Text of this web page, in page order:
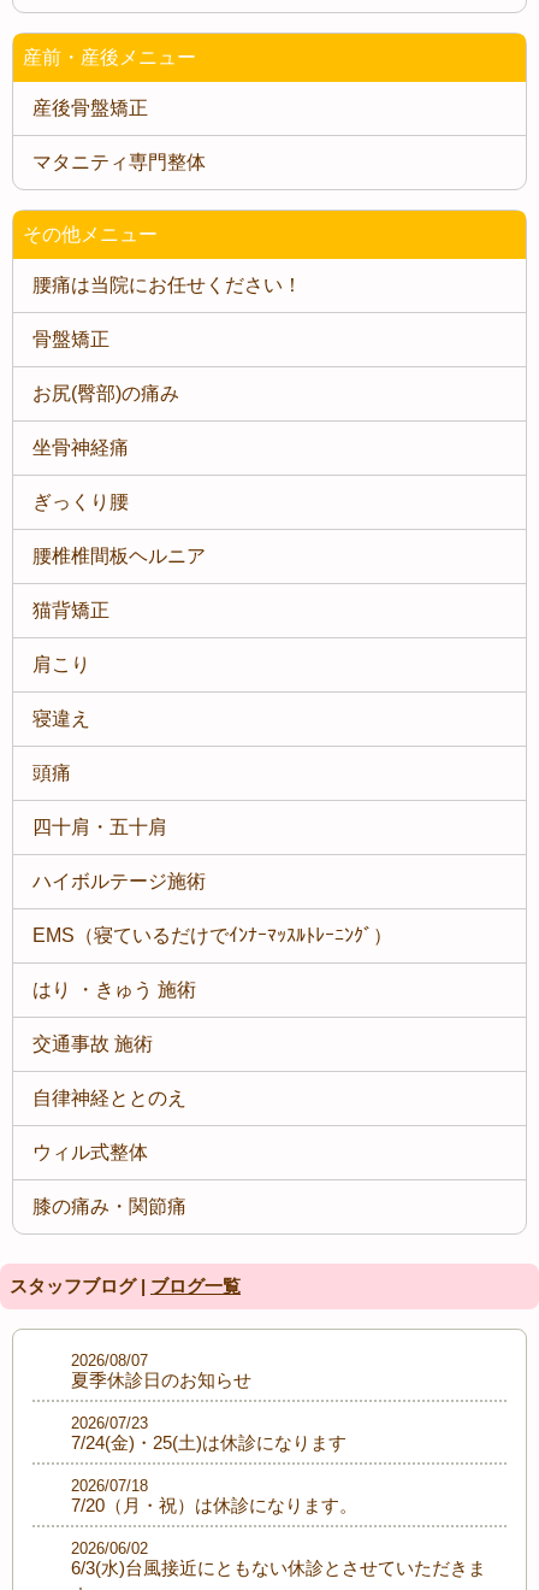
産前・産後メニュー
産後骨盤矯正
マタニティ専門整体
その他メニュー
腰痛は当院にお任せください！
骨盤矯正
お尻(臀部)の痛み
坐骨神経痛
ぎっくり腰
腰椎椎間板ヘルニア
猫背矯正
肩こり
寝違え
頭痛
四十肩・五十肩
ハイボルテージ施術
EMS（寝ているだけでｲﾝﾅｰﾏｯｽﾙﾄﾚｰﾆﾝｸﾞ）
はり ・きゅう 施術
交通事故 施術
自律神経ととのえ
ウィル式整体
膝の痛み・関節痛
スタッフブログ | ブログ一覧
夏季休診日のお知らせ
2026/08/07
7/24(金)・25(土)は休診になります
2026/07/23
7/20（月・祝）は休診になります。
2026/07/18
6/3(水)台風接近にともない休診とさせていただきま
2026/06/02